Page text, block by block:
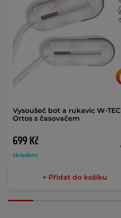
Vysoušeč bot a rukavic W-TEC
Ortos s časovačem
699 Kč
skladem
+ Přidat do košíku